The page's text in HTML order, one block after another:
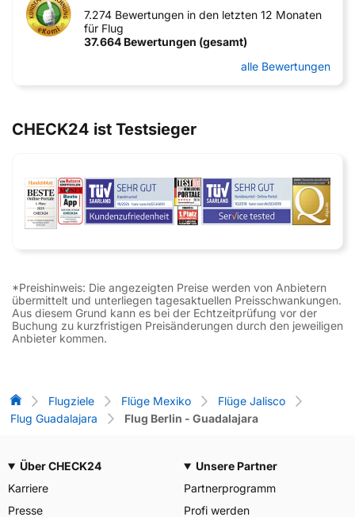
7.274 Bewertungen in den letzten 12 Monaten
für Flug
37.664 Bewertungen (gesamt)
alle Bewertungen
CHECK24 ist Testsieger
*Preishinweis: Die angezeigten Preise werden von Anbietern
übermittelt und unterliegen tagesaktuellen Preisschwankungen.
Aus diesem Grund kann es bei der Echtzeitprüfung vor der
Buchung zu kurzfristigen Preisänderungen durch den jeweiligen
Anbieter kommen.
Flug-Vergleich
Flugziele Flüge Mexiko
Flüge Jalisco
Flug Guadalajara
Flug Berlin - Guadalajara
Über CHECK24
Karriere
Presse
Unsere Partner
Partnerprogramm
Profi werden